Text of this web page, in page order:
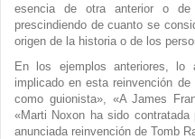
esencia de otra anterior o
prescindiendo de cuanto se
origen de la historia o de los
En los ejemplos anteriores, lo
implicado en esta reinvención
como guionista», «A James
«Marti Noxon ha sido
anunciada reinvención de Tomb